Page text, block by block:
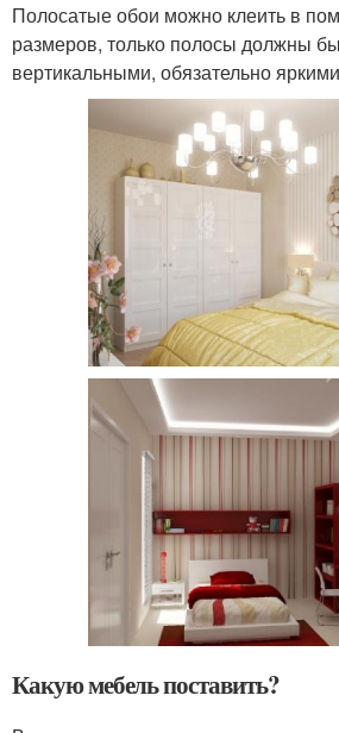
Полосатые обои можно клеить в
размеров, только полосы должны
вертикальными, обязательно
Какую мебель поставить?